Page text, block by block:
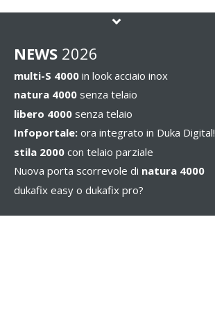
NEWS 2026
multi-S 4000 in look acciaio inox
natura 4000 senza telaio
libero 4000 senza telaio
Infoportale: ora integrato in Duka Digital!
stila 2000 con telaio parziale
Nuova porta scorrevole di natura 4000
dukafix easy o dukafix pro?